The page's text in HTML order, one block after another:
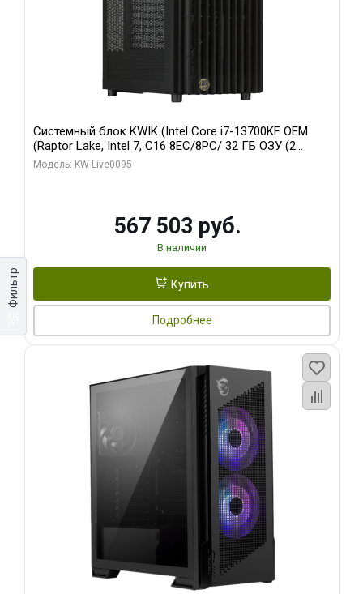
Фильтр
Системный блок KWIK (Intel Core i7-13700KF OEM
(Raptor Lake, Intel 7, C16 8EC/8PC/ 32 ГБ ОЗУ (2
модуля)/ Afox RTX4090 24GB GDDR6X 384-Bit 3xDP
Модель: KW-Live0095
567 503 руб.
В наличии
Купить
Подробнее